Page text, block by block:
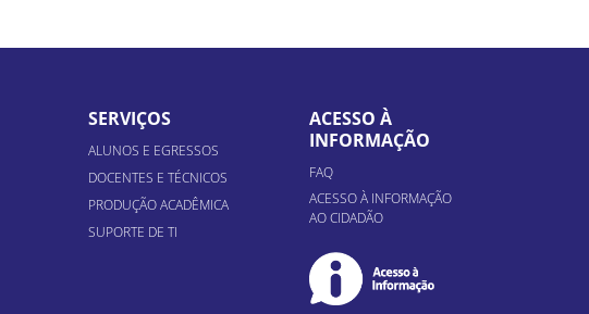
SERVIÇOS
ALUNOS E EGRESSOS
DOCENTES E TÉCNICOS
PRODUÇÃO ACADÊMICA
SUPORTE DE TI
ACESSO À
INFORMAÇÃO
FAQ
ACESSO À INFORMAÇÃO
AO CIDADÃO